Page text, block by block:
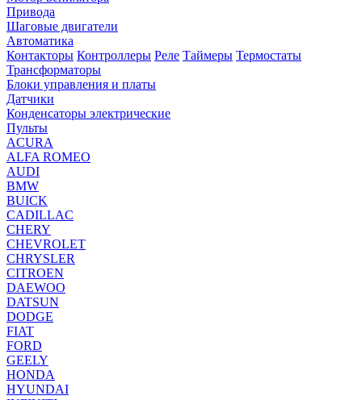
Привода
Шаговые двигатели
Автоматика
Контакторы Контроллеры Реле Таймеры Термостаты
Трансформаторы
Блоки управления и платы
Датчики
Конденсаторы электрические
Пульты
ACURA
ALFA ROMEO
AUDI
BMW
BUICK
CADILLAC
CHERY
CHEVROLET
CHRYSLER
CITROEN
DAEWOO
DATSUN
DODGE
FIAT
FORD
GEELY
HONDA
HYUNDAI